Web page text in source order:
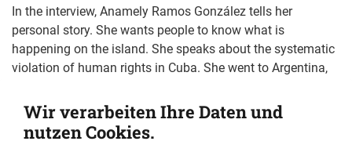
In the interview, Anamely Ramos González tells her
personal story. She wants people to know what is
happening on the island. She speaks about the systematic
violation of human rights in Cuba. She went to Argentina,
for her work as a caricaturist in the United States. Other
activists are unable to return to Cuba as well after having
left the country for various reasons, whether they were
Wir verarbeiten Ihre Daten und
nutzen Cookies.